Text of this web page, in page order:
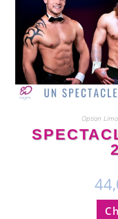
Option